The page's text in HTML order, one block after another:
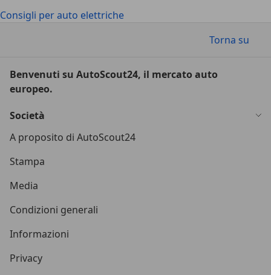
Consigli per auto elettriche
Torna su
Benvenuti su AutoScout24, il mercato auto
europeo.
Società
A proposito di AutoScout24
Stampa
Media
Condizioni generali
Informazioni
Privacy